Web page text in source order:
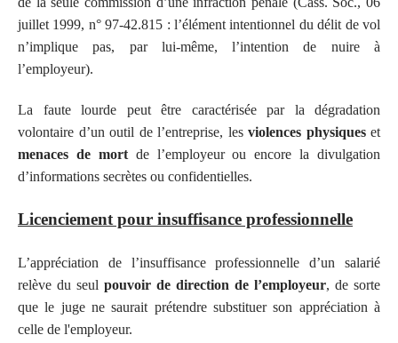
juillet 1999, n° 97-42.815 : l’élément intentionnel du délit de vol
n’implique pas, par lui-même, l’intention de nuire à
l’employeur).
La faute lourde peut être caractérisée par la dégradation
volontaire d’un outil de l’entreprise, les violences physiqueset
menaces de mortde l’employeur ou encore la divulgation
d’informations secrètes ou confidentielles.
Licenciement pour insuffisance professionnelle
L’appréciation de l’insuffisance professionnelle d’un salarié
relève du seul pouvoir de direction de l’employeur, de sorte
que le juge ne saurait prétendre substituer son appréciation à
celle de l'employeur.